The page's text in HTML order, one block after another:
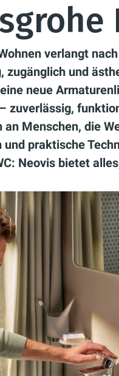
verlangt
zugänglich und
neue
zuverlässig,
an Menschen, die
praktische
Neovis bietet